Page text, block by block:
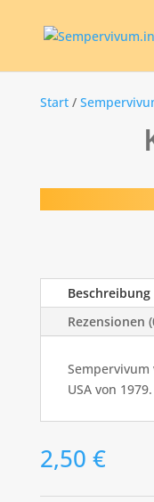
Start/
Beschreibung
Rezensionen
USA von 1979.
2,50 €